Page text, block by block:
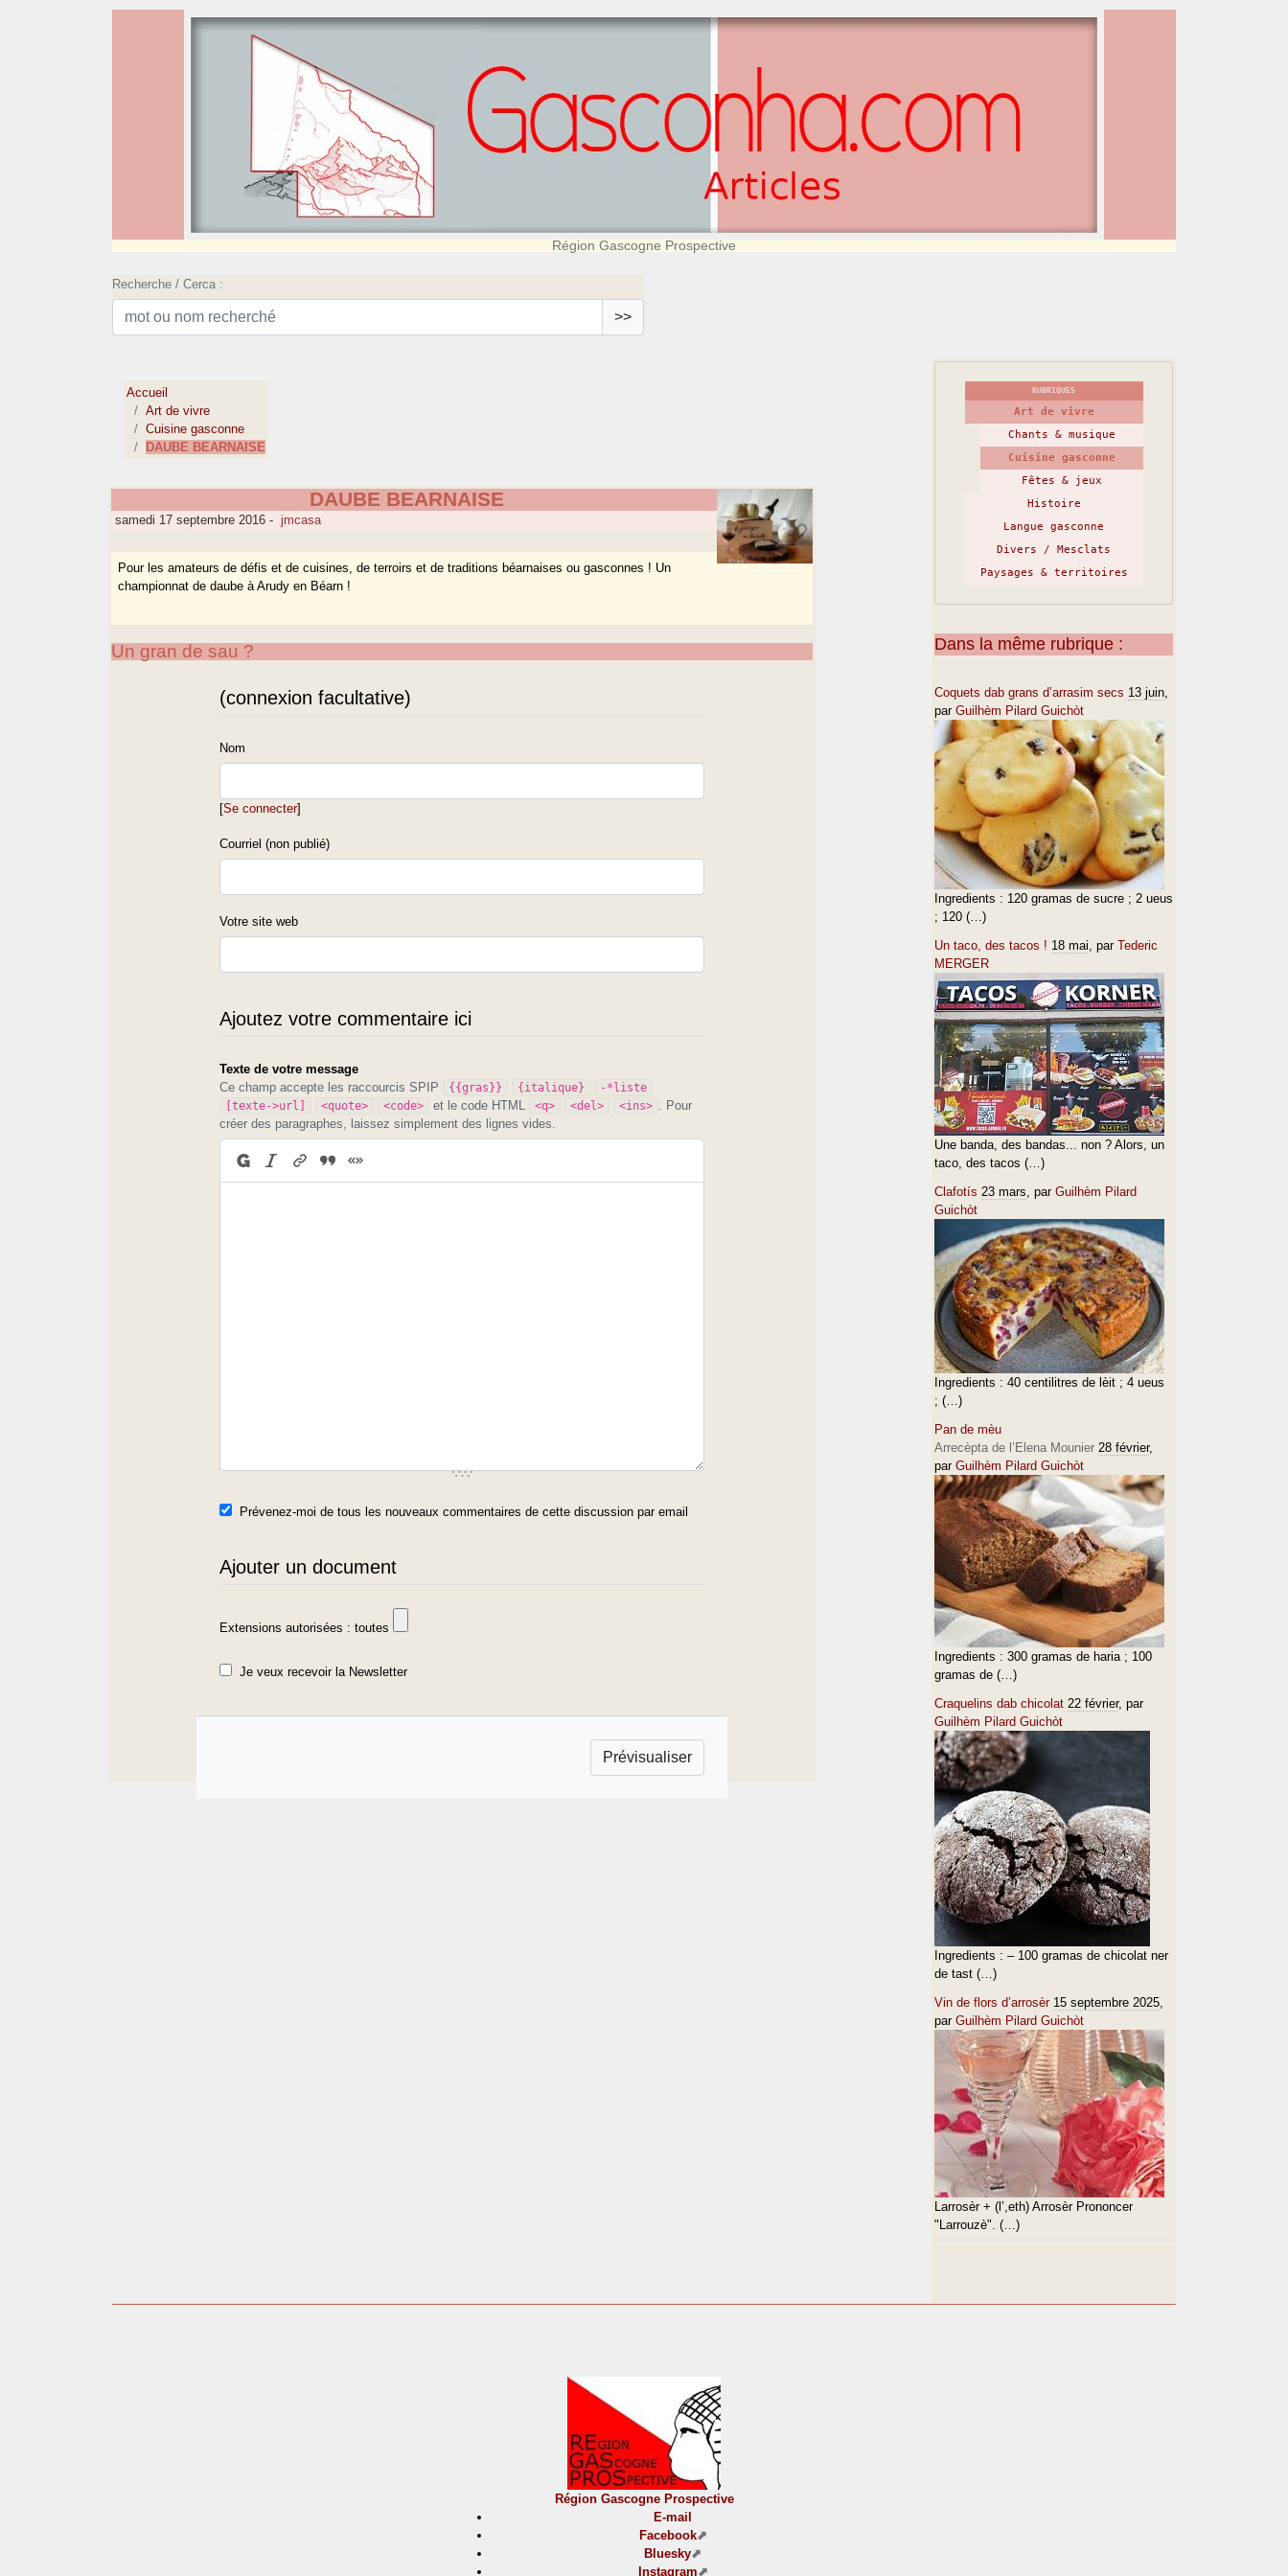
Région Gascogne Prospective
Recherche / Cerca :
>>
Accueil
Art de vivre
Cuisine gasconne
DAUBE BEARNAISE
DAUBE BEARNAISE
samedi 17 septembre 2016 - jmcasa
Pour les amateurs de défis et de cuisines, de terroirs et de traditions béarnaises ou gasconnes ! Un
championnat de daube à Arudy en Béarn !
Un gran de sau ?
(connexion facultative)
Nom
[Se connecter]
Courriel (non publié)
Votre site web
Ajoutez votre commentaire ici
Texte de votre message
Ce champ accepte les raccourcis SPIP
{{gras}} {italique}
-*liste
[texte->url]
<quote> <code> et le code HTML <q> <del> <ins>
. Pour
créer des paragraphes, laissez simplement des lignes vides.
Prévenez-moi de tous les nouveaux commentaires de cette discussion par email
Ajouter un document
Extensions autorisées : toutes
Je veux recevoir la Newsletter
RUBRIQUES
Art de vivre
Chants & musique
Cuisine gasconne
Fêtes & jeux
Histoire
Langue gasconne
Divers / Mesclats
Paysages & territoires
Dans la même rubrique :
Coquets dab grans d’arrasim secs 13 juin,
par Guilhèm Pilard Guichòt
Ingredients : 120 gramas de sucre ; 2 ueus
; 120 (…)
Un taco, des tacos ! 18 mai, par Tederic
MERGER
Une banda, des bandas... non ? Alors, un
taco, des tacos (…)
Clafotís 23 mars, par Guilhèm Pilard
Guichòt
Ingredients : 40 centilitres de lèit ; 4 ueus
; (…)
Pan de mèu
Arrecèpta de l’Elena Mounier 28 février,
par Guilhèm Pilard Guichòt
Ingredients : 300 gramas de haria ; 100
gramas de (…)
Craquelins dab chicolat 22 février, par
Guilhèm Pilard Guichòt
Ingredients : – 100 gramas de chicolat ner
de tast (…)
Vin de flors d’arrosèr 15 septembre 2025,
par Guilhèm Pilard Guichòt
Larrosèr + (l’,eth) Arrosèr Prononcer
"Larrouzè". (…)
Région Gascogne Prospective
E-mail
Facebook
Bluesky
Instagram